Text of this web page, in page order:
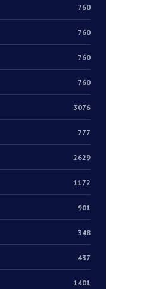
760
760
760
760
3076
777
2629
1172
901
348
437
1401